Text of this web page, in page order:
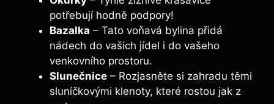
potřebují hodně podpory!
Bazalka – Tato voňavá bylina přidá
nádech do vašich jídel i do vašeho
venkovního prostoru.
Slunečnice – Rozjasněte si zahradu těmi
sluníčkovými klenoty, které rostou jak z